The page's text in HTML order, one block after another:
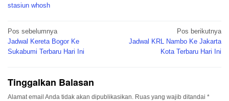
stasiun whosh
Navigasi
pos
Pos sebelumnya
Jadwal Kereta Bogor Ke
Sukabumi Terbaru Hari Ini
Pos berikutnya
Jadwal KRL Nambo Ke Jakarta
Kota Terbaru Hari Ini
Tinggalkan Balasan
Alamat email Anda tidak akan dipublikasikan. Ruas yang wajib ditandai *